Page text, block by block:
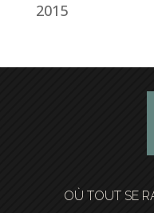
2015
OÙ TOUT SE